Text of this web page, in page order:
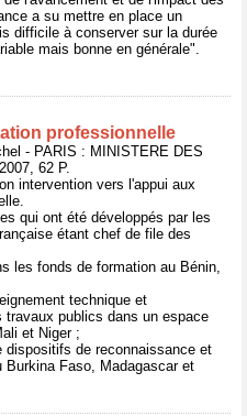
a su mettre en place un
difficile à conserver sur la durée
mais bonne en générale".
professionnelle
- PARIS : MINISTERE DES
62 P.
intervention vers l'appui aux
qui ont été développés par les
étant chef de file des
les fonds de formation au Bénin,
technique et
publics dans un espace
et Niger ;
dispositifs de reconnaissance et
Faso, Madagascar et